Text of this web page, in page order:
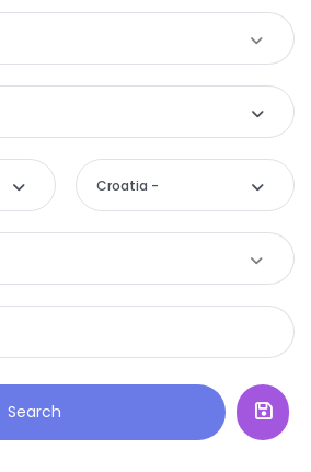
Croatia -
Search